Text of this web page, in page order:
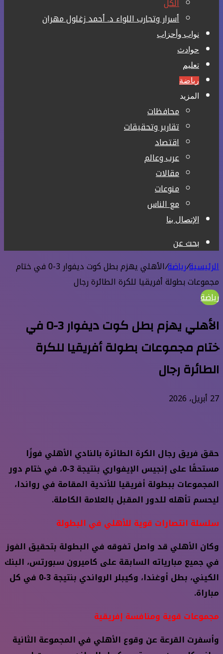
الكل
أسرار وتجارب اللواء د. أحمد زغلول مهران
نواب وأحزاب
حوادث
تعليم
رياضة
المزيد
محافظات
تقارير وتحقيقات
اقتصاد
عرب وعالم
مقالات
منوعات
مع الناس
الإتصال بنا
بحث عن
الرئيسية/رياضة/
الأهلي يهزم بطل كوت ديفوار 3-0 في ختام
مجموعات بطولة أفريقيا للكرة الطائرة رجال
رياضة
الأهلي يهزم بطل كوت ديفوار 3-0 في
ختام مجموعات بطولة أفريقيا للكرة
الطائرة رجال
27 أبريل، 2026
حقق فريق رجال الكرة الطائرة بالنادي الأهلي فوزًا
مستحقًا على إنجيس الإيفواري بنتيجة 3-0، في ختام دور
المجموعات ببطولة أفريقيا للأندية المقامة في رواندا،
ليحسم تأهله للدور المقبل بالعلامة الكاملة.
سلسلة انتصارات قوية للأهلي في البطولة
وكان الأهلي قد واصل تفوقه في البطولة بتحقيق الفوز
في جميع مبارياته السابقة على كاميرون سبورتس، البنك
الكيني، بطل أوغندا، وكيبلر الرواندي بنتيجة 3-0 في كل
مباراة.
مجموعات قوية ومنافسة إفريقية
وأسفرت القرعة عن وقوع الأهلي في المجموعة الثانية